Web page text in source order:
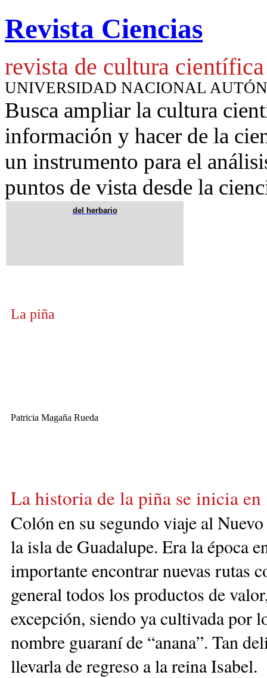
Revista Ciencias
revista de cultura científica
UNIVERSIDAD NACIONAL
Busca ampliar la cultura
información y hacer de la
un instrumento para el
puntos de vista desde la
del herbario
La piña
Patricia Magaña Rueda
La historia de la piña se inicia
Colón en su segundo viaje al
la isla de Guadalupe. Era la época
importante encontrar nuevas rutas
general todos los productos de
excepción, siendo ya cultivada por
nombre guaraní de “anana”. Tan
llevarla de regreso a la reina